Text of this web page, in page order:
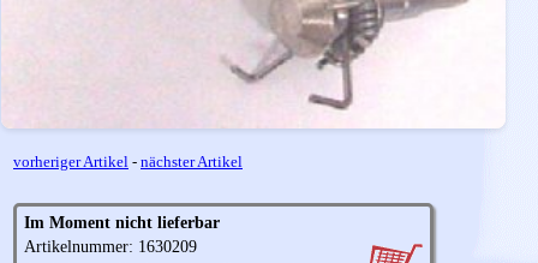
vorheriger Artikel - nächster Artikel
Im Moment nicht lieferbar
Artikelnummer: 1630209